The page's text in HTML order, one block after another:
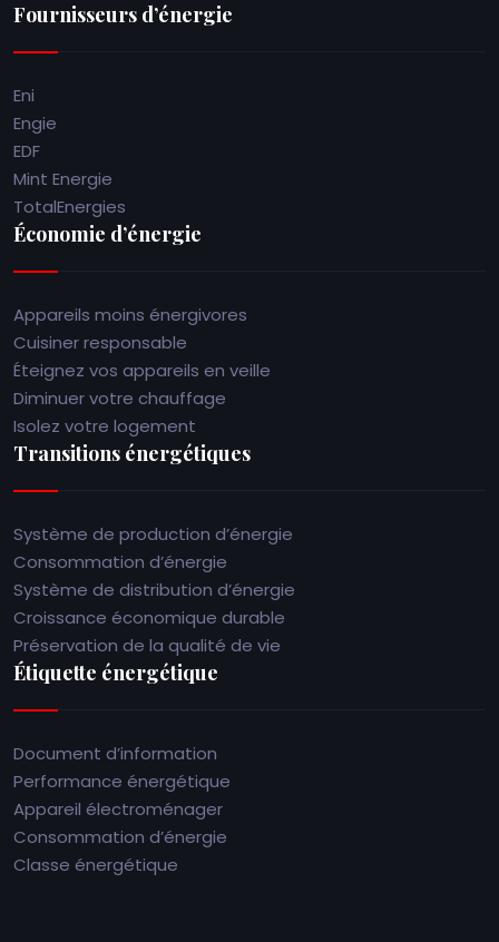
Fournisseurs d’énergie
Eni
Engie
EDF
Mint Energie
TotalEnergies
Économie d’énergie
Appareils moins énergivores
Cuisiner responsable
Éteignez vos appareils en veille
Diminuer votre chauffage
Isolez votre logement
Transitions énergétiques
Système de production d’énergie
Consommation d’énergie
Système de distribution d’énergie
Croissance économique durable
Préservation de la qualité de vie
Étiquette énergétique
Document d’information
Performance énergétique
Appareil électroménager
Consommation d’énergie
Classe énergétique